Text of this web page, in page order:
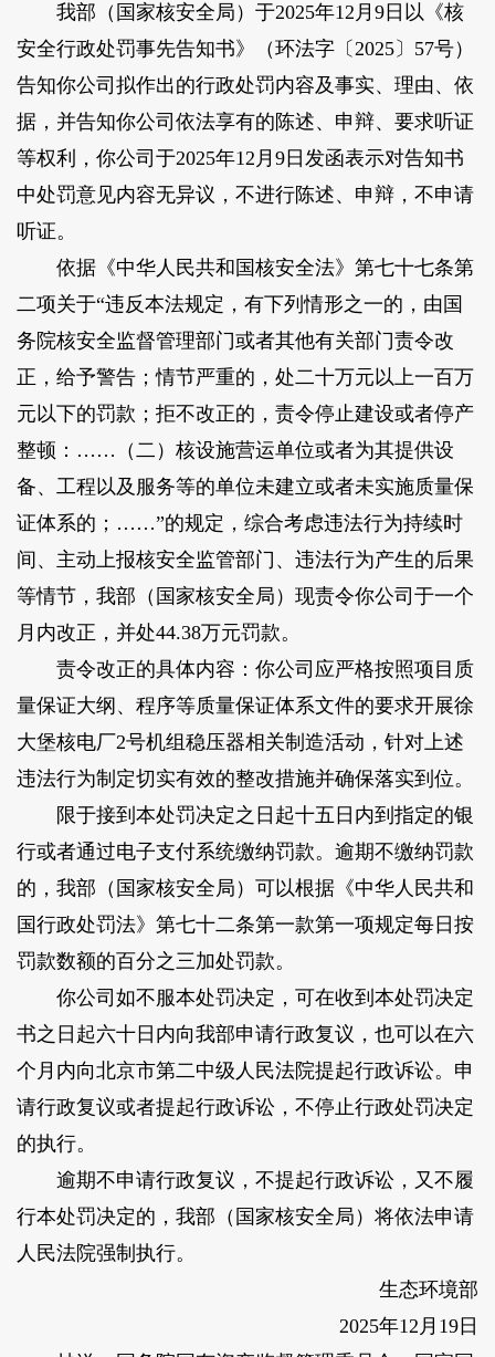
我部（国家核安全局）于2025年12月9日以《核
安全行政处罚事先告知书》（环法字〔2025〕57号）
告知你公司拟作出的行政处罚内容及事实、理由、依
据，并告知你公司依法享有的陈述、申辩、要求听证
等权利，你公司于2025年12月9日发函表示对告知书
中处罚意见内容无异议，不进行陈述、申辩，不申请
听证。
依据《中华人民共和国核安全法》第七十七条第
二项关于“违反本法规定，有下列情形之一的，由国
务院核安全监督管理部门或者其他有关部门责令改
正，给予警告；情节严重的，处二十万元以上一百万
元以下的罚款；拒不改正的，责令停止建设或者停产
整顿：……（二）核设施营运单位或者为其提供设
备、工程以及服务等的单位未建立或者未实施质量保
证体系的；……”的规定，综合考虑违法行为持续时
间、主动上报核安全监管部门、违法行为产生的后果
等情节，我部（国家核安全局）现责令你公司于一个
月内改正，并处44.38万元罚款。
责令改正的具体内容：你公司应严格按照项目质
量保证大纲、程序等质量保证体系文件的要求开展徐
大堡核电厂2号机组稳压器相关制造活动，针对上述
违法行为制定切实有效的整改措施并确保落实到位。
限于接到本处罚决定之日起十五日内到指定的银
行或者通过电子支付系统缴纳罚款。逾期不缴纳罚款
的，我部（国家核安全局）可以根据《中华人民共和
国行政处罚法》第七十二条第一款第一项规定每日按
罚款数额的百分之三加处罚款。
你公司如不服本处罚决定，可在收到本处罚决定
书之日起六十日内向我部申请行政复议，也可以在六
个月内向北京市第二中级人民法院提起行政诉讼。申
请行政复议或者提起行政诉讼，不停止行政处罚决定
的执行。
逾期不申请行政复议，不提起行政诉讼，又不履
行本处罚决定的，我部（国家核安全局）将依法申请
人民法院强制执行。
生态环境部
2025年12月19日